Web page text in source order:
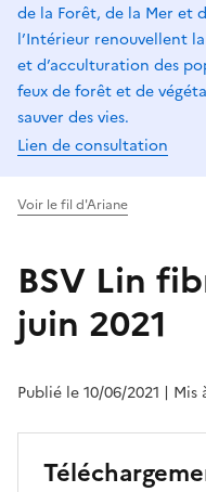
de la Forêt, de la Mer et
l’Intérieur renouvellent
et d’acculturation des
feux de forêt et de
sauver des vies.
Lien de consultation
Voir le fil d'Ariane
BSV Lin
juin 2021
Publié le 10/06/2021 | Mis